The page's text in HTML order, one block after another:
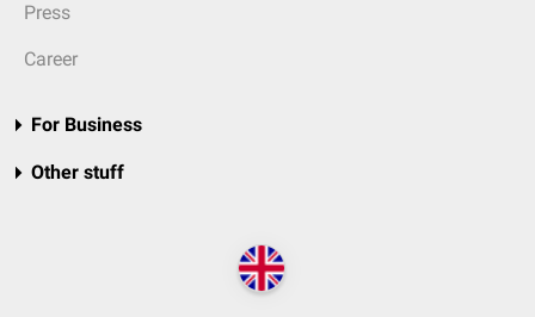
Press
Career
For Business
Other stuff